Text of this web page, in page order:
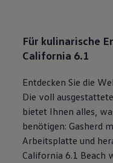
Für kulinarische
California 6.1
Entdecken Sie die
Die voll
bietet Ihnen alles,
benötigen: Gasherd
Arbeitsplatte und
California 6.1 Beach